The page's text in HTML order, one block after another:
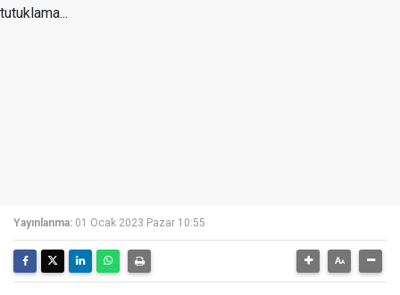
Yayınlanma: 01 Ocak 2023 Pazar 10:55